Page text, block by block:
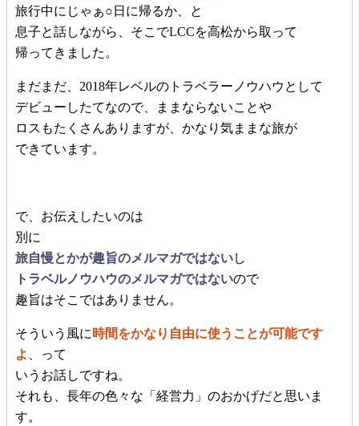
旅行中にじゃぁ○日に帰るか、と
息子と話しながら、そこでLCCを高松から取って
帰ってきました。
まだまだ、2018年レベルのトラベラーノウハウとして
デビューしたてなので、ままならないことや
ロスもたくさんありますが、かなり気ままな旅が
できています。
で、お伝えしたいのは
別に
旅自慢とかが趣旨のメルマガではないし
トラベルノウハウのメルマガではないので
趣旨はそこではありません。
そういう風に時間をかなり自由に使うことが可能です
よ 、って
いうお話しですね。
それも、長年の色々な「経営力」のおかげだと思いま
す。